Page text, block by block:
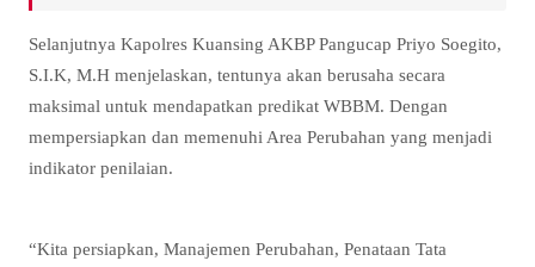
Selanjutnya Kapolres Kuansing AKBP Pangucap Priyo Soegito,
S.I.K, M.H menjelaskan, tentunya akan berusaha secara
maksimal untuk mendapatkan predikat WBBM. Dengan
mempersiapkan dan memenuhi Area Perubahan yang menjadi
indikator penilaian.
“Kita persiapkan, Manajemen Perubahan, Penataan Tata